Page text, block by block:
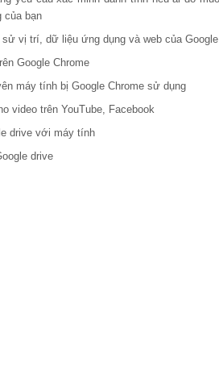
của bạn
vị trí, dữ liệu ứng dụng và web của Google
Google Chrome
máy tính bị Google Chrome sử dụng
video trên YouTube, Facebook
drive với máy tính
drive